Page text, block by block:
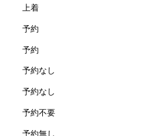
上着
予約
予約
予約なし
予約なし
予約不要
予約無し